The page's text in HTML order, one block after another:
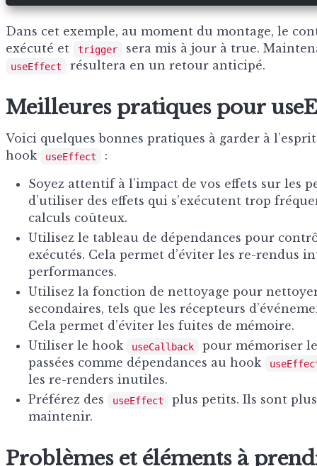
Dans cet exemple, au moment du montage, le
exécuté et
trigger sera mis à jour à true.
useEffect résultera en un retour anticipé.
Meilleures pratiques pour
Voici quelques bonnes pratiques à garder à
hook
useEffect
:
Soyez attentif à l’impact de vos effets sur les
d’utiliser des effets qui s’exécutent trop
calculs coûteux.
Utilisez le tableau de dépendances pour
exécutés. Cela permet d’éviter les re-rendus
performances.
Utilisez la fonction de nettoyage pour
secondaires, tels que les récepteurs
Cela permet d’éviter les fuites de mémoire.
Utiliser le hook
useCallback
pour mémoriser
passées comme dépendances au hook
les re-renders inutiles.
Préférez des
useEffect
plus petits. Ils sont
maintenir.
Problèmes et éléments à